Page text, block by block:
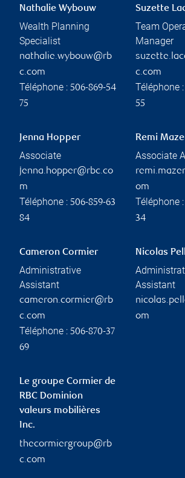
Nathalie Wybouw
Wealth Planning
Specialist
nathalie.wybouw@rb
c.com
Téléphone : 506-869-54
75
Suzette
Team
Manager
c.com
Téléphone :
55
Jenna Hopper
Associate
jenna.hopper@rbc.co
m
Téléphone : 506-859-63
84
Remi
Associate
om
Téléphone :
34
Cameron Cormier
Administrative
Assistant
cameron.cormier@rb
c.com
Téléphone : 506-870-37
69
Nicolas
Assistant
om
Le groupe Cormier de
RBC Dominion
valeurs mobilières
Inc.
thecormiergroup@rb
c.com